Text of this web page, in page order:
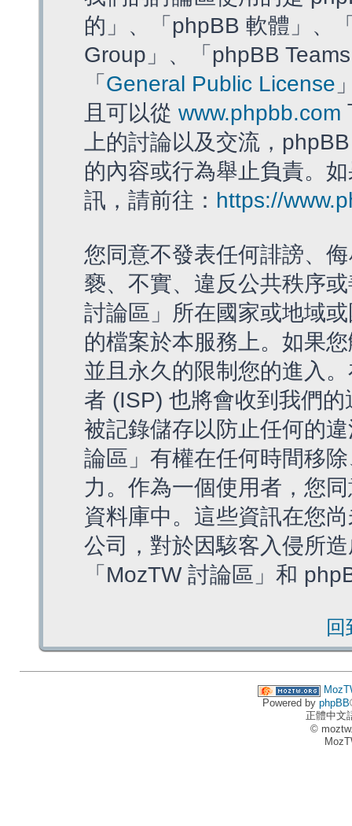
的」、「phpBB 軟體」、
Group」、「phpBB
「 General Public License
且可以從 www.phpbb.com
上的討論以及交流，
的內容或行為舉止負責。
訊，請前往： https://
您同意不發表任何誹謗、
褻、不實、違反公共秩序
討論區」所在國家或地域
的檔案於本服務上。如果
並且永久的限制您的進入
者 (ISP) 也將會收到我們
被記錄儲存以防止任何的
論區」有權在任何時間移
力。作為一個使用者，您
資料庫中。這些資訊在您
公司，對於因駭客入侵所
「MozTW 討論區」和
Powered by phpBB
正體中文
©